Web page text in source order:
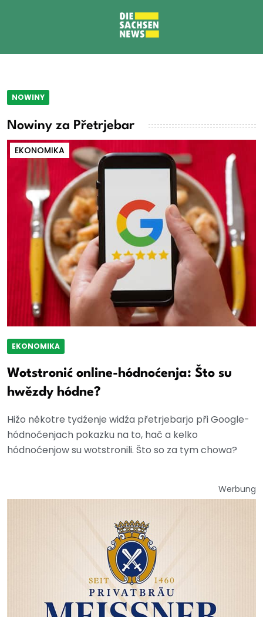
NOWINY
Nowiny za Přetrjebar
EKONOMIKA
EKONOMIKA
Wotstronić online-hódnoćenja: Što su
hwězdy hódne?
Hižo někotre tydźenje widźa přetrjebarjo při Google-
hódnoćenjach pokazku na to, hač a kelko
hódnoćenjow su wotstronili. Što so za tym chowa?
Werbung